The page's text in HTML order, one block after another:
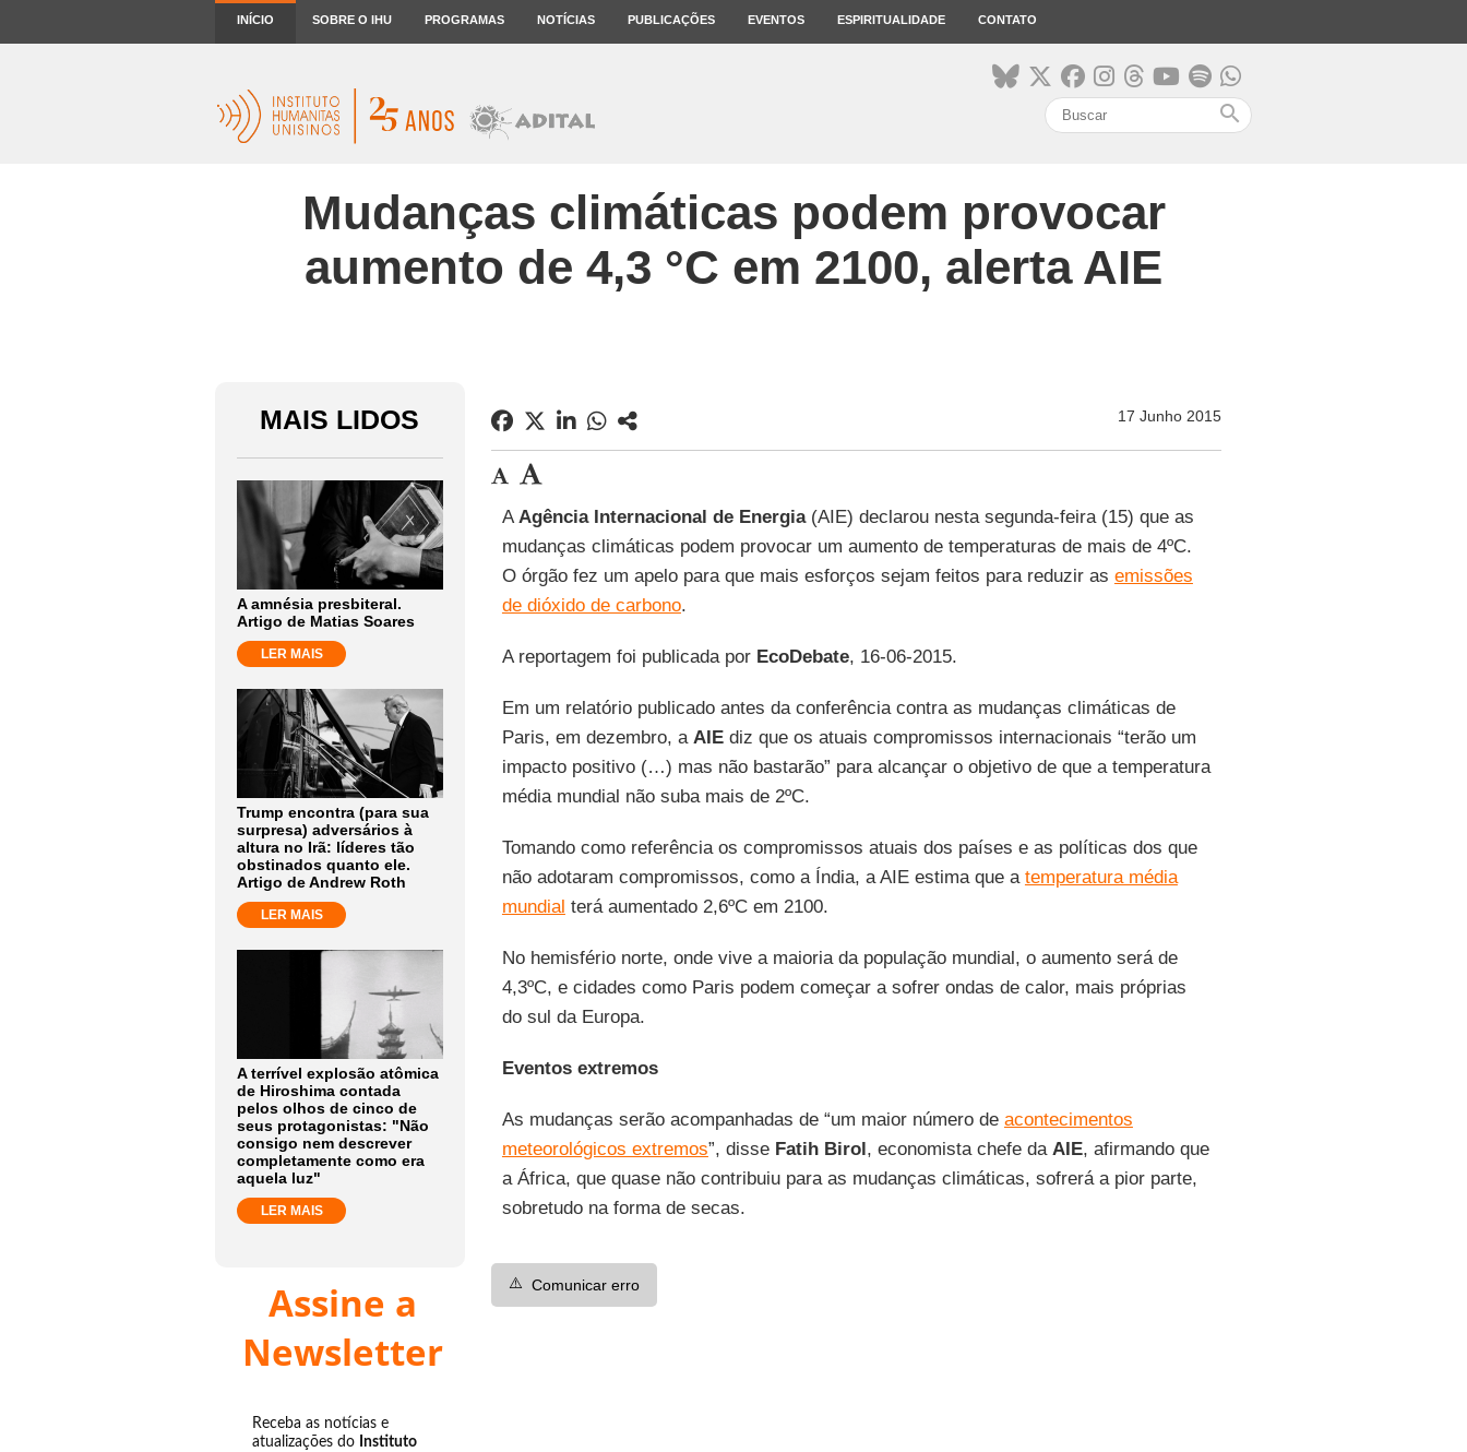
INÍCIO SOBRE O IHU PROGRAMAS NOTÍCIAS PUBLICAÇÕES EVENTOS ESPIRITUALIDADE CONTATO
search
Mudanças climáticas podem provocar
aumento de 4,3 °C em 2100, alerta AIE
MAIS LIDOS
A amnésia presbiteral.
Artigo de Matias Soares
LER MAIS
Trump encontra (para sua
surpresa) adversários à
altura no Irã: líderes tão
obstinados quanto ele.
Artigo de Andrew Roth
LER MAIS
A terrível explosão atômica
de Hiroshima contada
pelos olhos de cinco de
seus protagonistas: "Não
consigo nem descrever
completamente como era
aquela luz"
LER MAIS
Assine a
Newsletter
Receba as notícias e
atualizações do Instituto
17 Junho 2015
AAgência Internacional de Energia(AIE) declarou nesta segunda-feira (15) que as
mudanças climáticas podem provocar um aumento de temperaturas de mais de 4ºC.
O órgão fez um apelo para que mais esforços sejam feitos para reduzir as emissões
de dióxido de carbono.
A reportagem foi publicada por EcoDebate, 16-06-2015.
Em um relatório publicado antes da conferência contra as mudanças climáticas de
Paris, em dezembro, a AIEdiz que os atuais compromissos internacionais “terão um
impacto positivo (…) mas não bastarão” para alcançar o objetivo de que a temperatura
média mundial não suba mais de 2ºC.
Tomando como referência os compromissos atuais dos países e as políticas dos que
não adotaram compromissos, como a Índia, a AIE estima que a temperatura média
mundial terá aumentado 2,6ºC em 2100.
No hemisfério norte, onde vive a maioria da população mundial, o aumento será de
4,3ºC, e cidades como Paris podem começar a sofrer ondas de calor, mais próprias
do sul da Europa.
Eventos extremos
As mudanças serão acompanhadas de “um maior número de acontecimentos
meteorológicos extremos”, disse Fatih Birol, economista chefe da AIE, afirmando que
a África, que quase não contribuiu para as mudanças climáticas, sofrerá a pior parte,
sobretudo na forma de secas.
⚠️ Comunicar erro